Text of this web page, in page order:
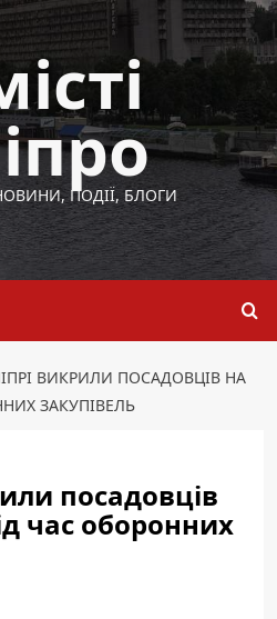
ПОДІЇ, БЛОГИ
ВИКРИЛИ ПОСАДОВЦІВ НА
ЗАКУПІВЕЛЬ
посадовців
час оборонних